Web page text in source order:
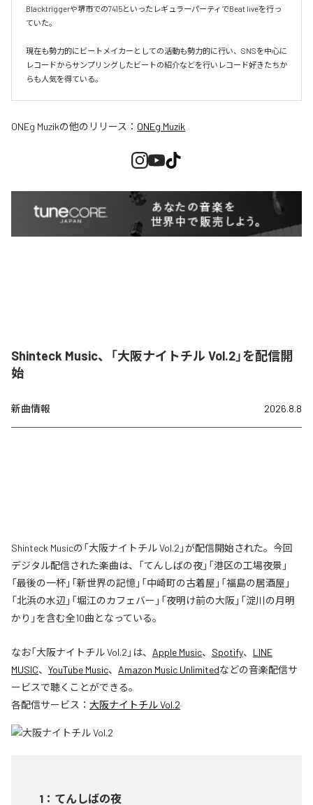
Blacktriggerや堺市での7415といったレギュラーパーティでBeat liveを行っ
ていた。
現在も勢力的にビートメイカーとしての活動も勢力的に行い、SNSを中心に
レコードからサンプリングしたビートの紹介などを行いレコード好きたちか
らも人気を得ている。
ONEg Muzikの他のリリース： ONEg Muzik
Shinteck Music、「大阪ナイトチル Vol.2」を配信開
始
新曲情報 2026.8.8
Shinteck Musicの「大阪ナイトチル Vol.2」が配信開始された。今回
デジタル配信された楽曲は、「てんしばの夜」「港区の工場夜景」
「最後の一杯」「新世界の記憶」「中崎町の古着屋」「福島の居酒屋」
「北浜の水辺」「堀江のカフェバー」「夜明け前の大阪」「淀川の月明
かり」を含む全10曲となっている。
なお「大阪ナイトチル Vol.2 」は、 Apple Music、 Spotify、 LINE
MUSIC、 YouTube Music、 Amazon Music Unlimitedなどの音楽配信サ
ービスで聴くことができる。
各配信サービス： 大阪ナイトチル Vol.2
1 ： てんしばの夜